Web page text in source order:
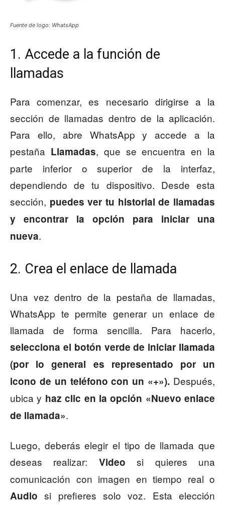
Fuente de logo: WhatsApp
1. Accede a la función de
llamadas
Para comenzar, es necesario dirigirse a la
sección de llamadas dentro de la aplicación.
Para ello, abre WhatsApp y accede a la
pestaña Llamadas, que se encuentra en la
parte inferior o superior de la interfaz,
dependiendo de tu dispositivo. Desde esta
sección, puedes ver tu historial de llamadas
y encontrar la opción para iniciar una
nueva.
2. Crea el enlace de llamada
Una vez dentro de la pestaña de llamadas,
WhatsApp te permite generar un enlace de
llamada de forma sencilla. Para hacerlo,
selecciona el botón verde de iniciar llamada
(por lo general es representado por un
icono de un teléfono con un «+»). Después,
ubica y haz clic en la opción «Nuevo enlace
de llamada».
Luego, deberás elegir el tipo de llamada que
deseas realizar: Video si quieres una
comunicación con imagen en tiempo real o
Audio si prefieres solo voz. Esta elección